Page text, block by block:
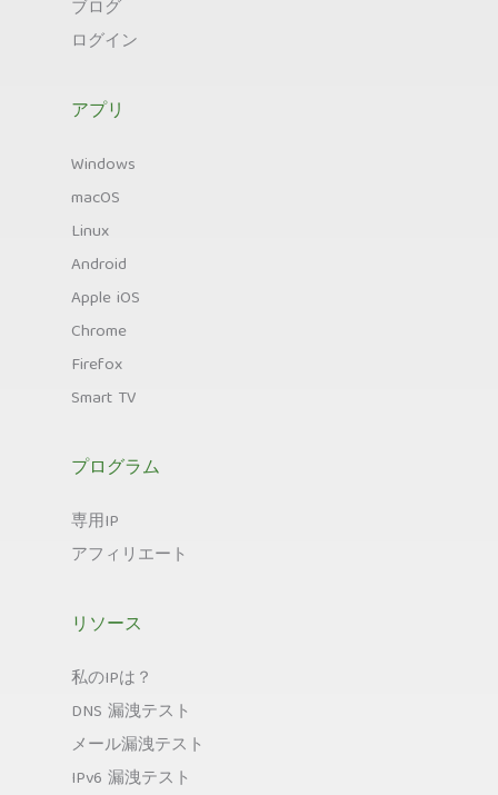
ブログ
ログイン
アプリ
Windows
macOS
Linux
Android
Apple iOS
Chrome
Firefox
Smart TV
プログラム
専用IP
アフィリエート
リソース
私のIPは？
DNS 漏洩テスト
メール漏洩テスト
IPv6 漏洩テスト